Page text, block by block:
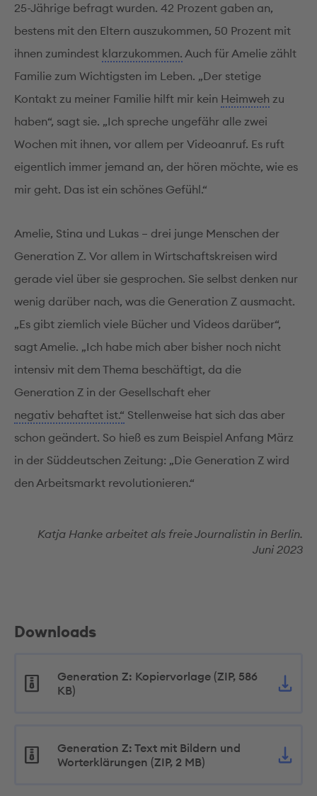
25-Jährige befragt wurden. 42 Prozent gaben an,
bestens mit den Eltern auszukommen, 50 Prozent mit
ihnen zumindest klarzukommen. Auch für Amelie zählt
Familie zum Wichtigsten im Leben. „Der stetige
Kontakt zu meiner Familie hilft mir kein Heimweh zu
haben“, sagt sie. „Ich spreche ungefähr alle zwei
Wochen mit ihnen, vor allem per Videoanruf. Es ruft
eigentlich immer jemand an, der hören möchte, wie es
mir geht. Das ist ein schönes Gefühl.“
Amelie, Stina und Lukas – drei junge Menschen der
Generation Z. Vor allem in Wirtschaftskreisen wird
gerade viel über sie gesprochen. Sie selbst denken nur
wenig darüber nach, was die Generation Z ausmacht.
„Es gibt ziemlich viele Bücher und Videos darüber“,
sagt Amelie. „Ich habe mich aber bisher noch nicht
intensiv mit dem Thema beschäftigt, da die
Generation Z in der Gesellschaft eher
negativ behaftet ist.“ Stellenweise hat sich das aber
schon geändert. So hieß es zum Beispiel Anfang März
in der Süddeutschen Zeitung: „Die Generation Z wird
den Arbeitsmarkt revolutionieren.“
Katja Hanke arbeitet als freie Journalistin in Berlin.
Juni 2023
Downloads
Generation Z: Kopiervorlage (ZIP, 586
KB)
Generation Z: Text mit Bildern und
Worterklärungen (ZIP, 2 MB)